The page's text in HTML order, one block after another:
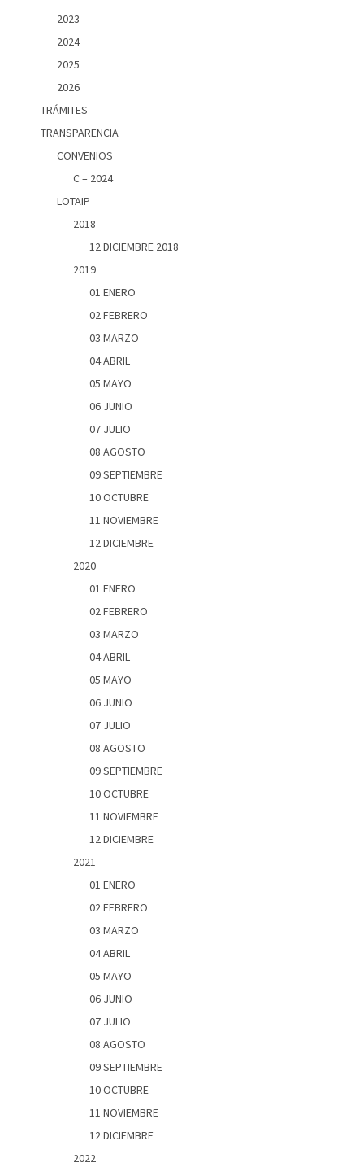
2023
2024
2025
2026
TRÁMITES
TRANSPARENCIA
CONVENIOS
C – 2024
LOTAIP
2018
12 DICIEMBRE 2018
2019
01 ENERO
02 FEBRERO
03 MARZO
04 ABRIL
05 MAYO
06 JUNIO
07 JULIO
08 AGOSTO
09 SEPTIEMBRE
10 OCTUBRE
11 NOVIEMBRE
12 DICIEMBRE
2020
01 ENERO
02 FEBRERO
03 MARZO
04 ABRIL
05 MAYO
06 JUNIO
07 JULIO
08 AGOSTO
09 SEPTIEMBRE
10 OCTUBRE
11 NOVIEMBRE
12 DICIEMBRE
2021
01 ENERO
02 FEBRERO
03 MARZO
04 ABRIL
05 MAYO
06 JUNIO
07 JULIO
08 AGOSTO
09 SEPTIEMBRE
10 OCTUBRE
11 NOVIEMBRE
12 DICIEMBRE
2022